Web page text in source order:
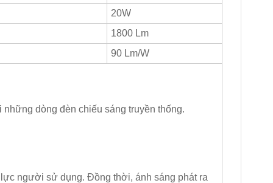
20W
1800 Lm
90 Lm/W
dòng đèn chiếu sáng truyền thống.
người sử dụng. Đồng thời, ánh sáng phát ra